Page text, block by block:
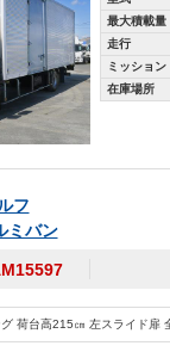
最大積載量
走行
ミッション
在庫場所
フ
ミバン
荷台高215㎝ 左スライド扉